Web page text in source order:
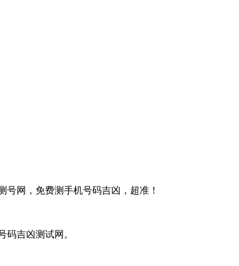
网，免费测手机号码吉凶，超准！
吉凶测试网。